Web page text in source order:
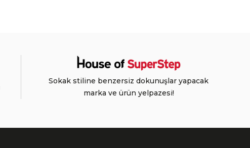
Sokak stiline benzersiz dokunuşlar yapacak
marka ve ürün yelpazesi!